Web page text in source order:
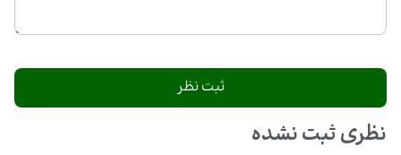
نظری ثبت نشده